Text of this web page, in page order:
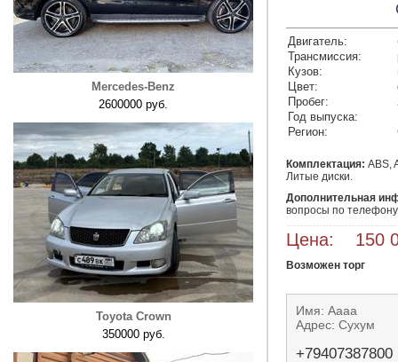
Mercedes-Benz
2600000 руб.
Toyota Crown
350000 руб.
Двигатель:
Трансмиссия:
Кузов:
Цвет:
Пробег:
Год выпуска:
Регион:
Комплектация: ABS,
Литые диски.
Дополнительная
вопросы по
Цена: 150
Возможен торг
Имя: Аааа
Адрес: Сухум
+79407387800